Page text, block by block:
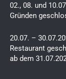
02., 08. und
Gründen
20.07. –
Restaurant
ab dem